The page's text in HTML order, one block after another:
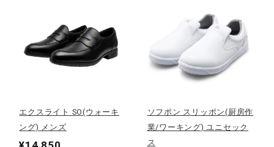
テニス／ソフトテニス
エクスライト SO(ウォーキ
ング) メンズ
ソフポン スリッポン(厨房作
業/ワーキング) ユニセック
ス